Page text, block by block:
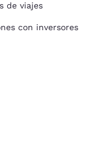
de viajes
con inversores